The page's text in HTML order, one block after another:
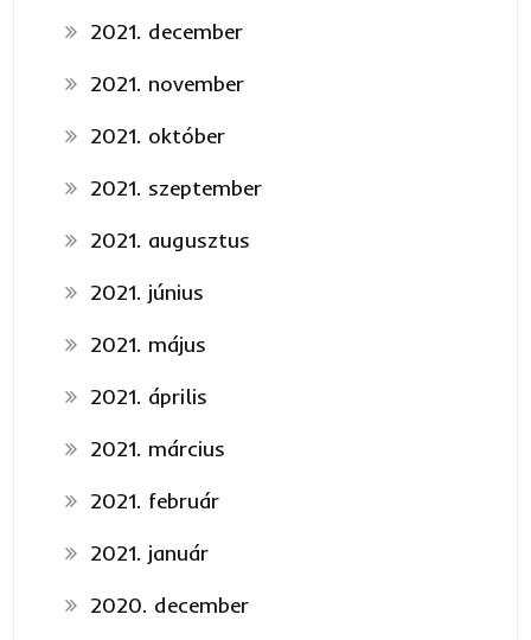
2021. december
2021. november
2021. október
2021. szeptember
2021. augusztus
2021. június
2021. május
2021. április
2021. március
2021. február
2021. január
2020. december